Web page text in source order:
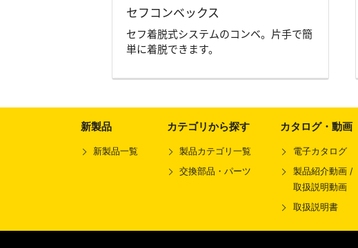
セフコンベックス
セフ着脱式システムのコンベ。片手で簡
単に着脱できます。
新製品
新製品一覧
カテゴリから探す
製品カテゴリ一覧
交換部品・パーツ
カタログ・動画
電子カタログ
製品紹介動画 /
取扱説明動画
取扱説明書